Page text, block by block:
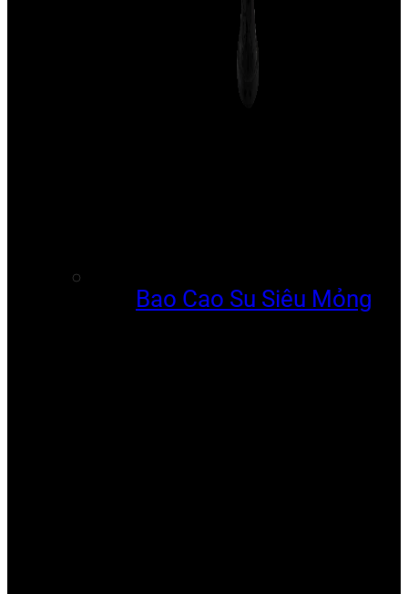
Bao Cao Su Siêu Mỏng